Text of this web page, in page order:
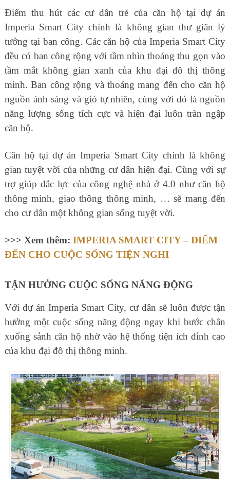
Điểm thu hút các cư dân trẻ của căn hộ tại dự án
Imperia Smart City chính là không gian thư giãn lý
tưởng tại ban công. Các căn hộ của Imperia Smart City
đều có ban công rộng với tầm nhìn thoáng thu gọn vào
tầm mắt không gian xanh của khu đại đô thị thông
minh. Ban công rộng và thoáng mang đến cho căn hộ
nguồn ánh sáng và gió tự nhiên, cùng với đó là nguồn
năng lượng sống tích cực và hiện đại luôn tràn ngập
căn hộ.
Căn hộ tại dự án Imperia Smart City chính là không
gian tuyệt vời của những cư dân hiện đại. Cùng với sự
trợ giúp đắc lực của công nghệ nhà ở 4.0 như căn hộ
thông minh, giao thông thông minh, … sẽ mang đến
cho cư dân một không gian sống tuyệt vời.
>>> Xem thêm: IMPERIA SMART CITY – ĐIỂM
ĐẾN CHO CUỘC SỐNG TIỆN NGHI
TẬN HƯỞNG CUỘC SỐNG NĂNG ĐỘNG
Với dự án Imperia Smart City, cư dân sẽ luôn được tận
hưởng một cuộc sống năng động ngay khi bước chân
xuống sảnh căn hộ nhờ vào hệ thống tiện ích đỉnh cao
của khu đại đô thị thông minh.